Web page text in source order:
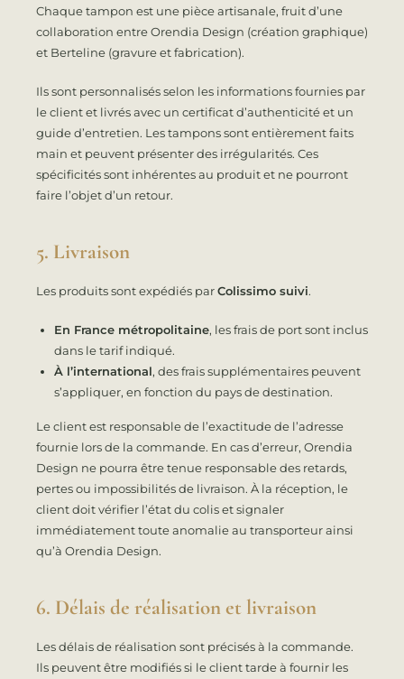
Chaque tampon est une pièce artisanale, fruit d’une
collaboration entre Orendia Design (création graphique)
et Berteline (gravure et fabrication).
Ils sont personnalisés selon les informations fournies par
le client et livrés avec un certificat d’authenticité et un
guide d’entretien. Les tampons sont entièrement faits
main et peuvent présenter des irrégularités. Ces
spécificités sont inhérentes au produit et ne pourront
faire l’objet d’un retour.
5. Livraison
Les produits sont expédiés parColissimo suivi.
En France métropolitaine, les frais de port sont inclus
dans le tarif indiqué.
À l’international, des frais supplémentaires peuvent
s’appliquer, en fonction du pays de destination.
Le client est responsable de l’exactitude de l’adresse
fournie lors de la commande. En cas d’erreur, Orendia
Design ne pourra être tenue responsable des retards,
pertes ou impossibilités de livraison. À la réception, le
client doit vérifier l’état du colis et signaler
immédiatement toute anomalie au transporteur ainsi
qu’à Orendia Design.
6. Délais de réalisation et livraison
Les délais de réalisation sont précisés à la commande.
Ils peuvent être modifiés si le client tarde à fournir les